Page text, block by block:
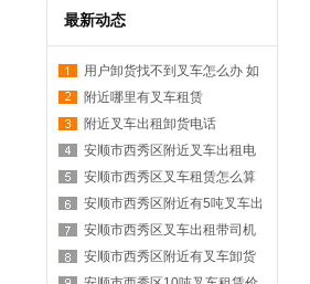
最新动态
用户卸货找不到叉车怎么办 如
何在附近找叉车
附近哪里有叉车租赁
附近叉车出租卸货电话
安顺市西秀区附近叉车出租电
话是多少？
安顺市西秀区叉车租赁怎么算
台班？
安顺市西秀区附近有5吨叉车出
租吗？
安顺市西秀区叉车出租带司机
价格？
安顺市西秀区附近有叉车卸货